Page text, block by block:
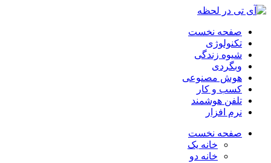
صفحه نخست
تکنولوژی
شیوه زندگی
وبگردی
هوش مصنوعی
کسب و کار
تلفن هوشمند
نرم افزار
صفحه نخست
خانه یک
خانه دو